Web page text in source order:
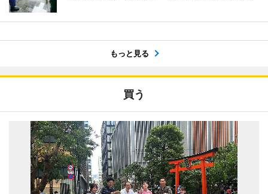
もっと見る
買う